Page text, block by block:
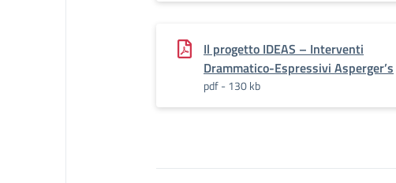
Il progetto IDEAS – Interventi
Drammatico-Espressivi Asperger’s
pdf - 130 kb